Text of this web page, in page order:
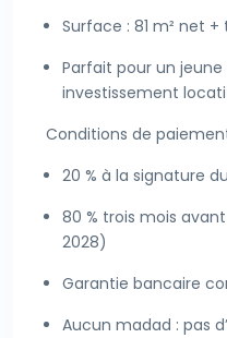
Surface : 81 m² net
Parfait pour un
investissement
Conditions de
20 % à la signature
80 % trois mois
2028)
Garantie bancaire
Aucun madad : pas